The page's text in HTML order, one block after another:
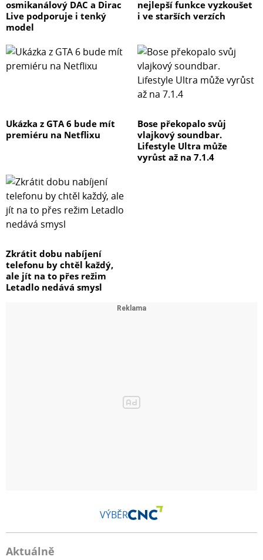
osmikanálový DAC a Dirac
Live podporuje i tenký
model
nejlepší funkce vyzkoušet
i ve starších verzích
Ukázka z GTA 6 bude mít
premiéru na Netflixu
Bose překopalo svůj
vlajkový soundbar.
Lifestyle Ultra může
vyrůst až na 7.1.4
Zkrátit dobu nabíjení
telefonu by chtěl každý,
ale jít na to přes režim
Letadlo nedává smysl
VÝBĚR
Aktuálně